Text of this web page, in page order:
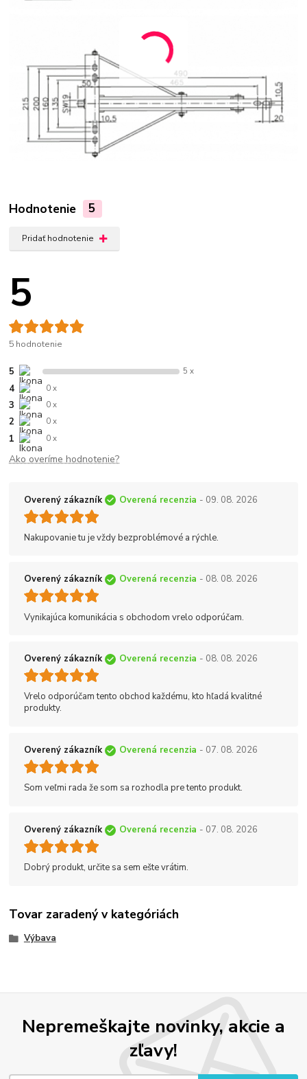
Hodnotenie 5
Pridať hodnotenie
5
5 hodnotenie
5 5 x
4 0 x
3 0 x
2 0 x
1 0 x
Ako overíme hodnotenie?
Overený zákazník Overená recenzia - 09. 08. 2026
Nakupovanie tu je vždy bezproblémové a rýchle.
Overený zákazník Overená recenzia - 08. 08. 2026
Vynikajúca komunikácia s obchodom vrelo odporúčam.
Overený zákazník Overená recenzia - 08. 08. 2026
Vrelo odporúčam tento obchod každému, kto hľadá kvalitné
produkty.
Overený zákazník Overená recenzia - 07. 08. 2026
Som veľmi rada že som sa rozhodla pre tento produkt.
Overený zákazník Overená recenzia - 07. 08. 2026
Dobrý produkt, určite sa sem ešte vrátim.
Tovar zaradený v kategóriách
Výbava
Nepremeškajte novinky, akcie a
zľavy!